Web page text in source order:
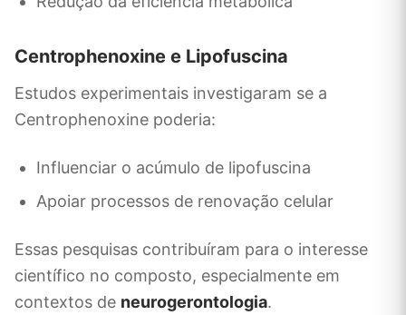
Centrophenoxine e Lipofuscina
Estudos experimentais investigaram se a
Centrophenoxine poderia:
Influenciar o acúmulo de lipofuscina
Apoiar processos de renovação celular
Essas pesquisas contribuíram para o interesse
científico no composto, especialmente em
contextos de neurogerontologia.